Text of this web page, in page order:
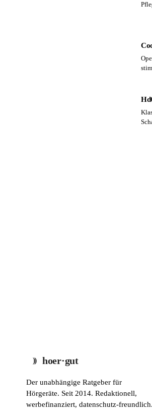
hoer·gut
Der unabhängige Ratgeber für
Hörgeräte. Seit 2014. Redaktionell,
werbefinanziert, datenschutz-freundlich.